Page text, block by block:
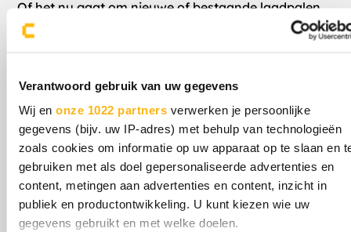
Verantwoord gebruik van uw gegevens
Wij en onze 1022 partnersverwerken je persoonlijke
gegevens (bijv. uw IP-adres) met behulp van technologieën
zoals cookies om informatie op uw apparaat op te slaan en
gebruiken met als doel gepersonaliseerde advertenties en
content, metingen aan advertenties en content, inzicht in
publiek en productontwikkeling. U kunt kiezen wie uw
gegevens gebruikt en met welke doelen.
Of het nu gaat om nieuwe of bestaande laadpalen,
Censo regelt het voor je, tot en met de installatie.